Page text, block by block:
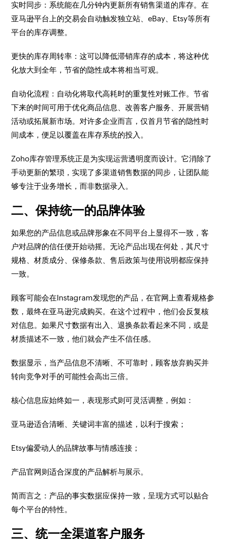
实时同步：系统能在几分钟内更新所有销售渠道的库存。在
亚马逊平台上的交易会自动触发独立站、eBay、Etsy等所有
平台的库存调整。
更快的库存周转率：这可以降低滞销库存的成本，将这种优
化放大到全年，节省的隐性成本将相当可观。
自动化流程：自动化将取代高耗时的重复性对账工作。节省
下来的时间可用于优化商品信息、改善客户服务、开展营销
活动或拓展新市场。对许多企业而言，仅首月节省的隐性时
间成本，便足以覆盖在库存系统的投入。
Zoho库存管理系统正是为实现运营透明度而设计。它消除了
手动更新的繁琐，实现了多渠道销售数据的同步，让团队能
够专注于业务增长，而非数据录入。
二、保持统一的品牌体验
如果您的产品信息或品牌形象在不同平台上显得不一致，客
户对品牌的信任便开始动摇。无论产品出现在何处，其尺寸
规格、材质成分、保修条款、售后政策与使用说明都应保持
一致。
顾客可能会在Instagram发现您的产品，在官网上查看规格参
数，最终在亚马逊完成购买。在这个过程中，他们会反复核
对信息。如果尺寸数据有出入、退换条款看起来不同，或是
材质描述不一致，他们就会产生不信任感。
数据显示，当产品信息不清晰、不可靠时，顾客放弃购买并
转向竞争对手的可能性会高出三倍。
核心信息应始终如一，表现形式则可灵活调整，例如：
亚马逊适合清晰、关键词丰富的描述，以利于搜索；
Etsy偏爱动人的品牌故事与情感连接；
产品官网则适合深度的产品解析与展示。
简而言之：产品的事实数据应保持一致，呈现方式可以贴合
每个平台的特性。
三、统一全渠道客户服务